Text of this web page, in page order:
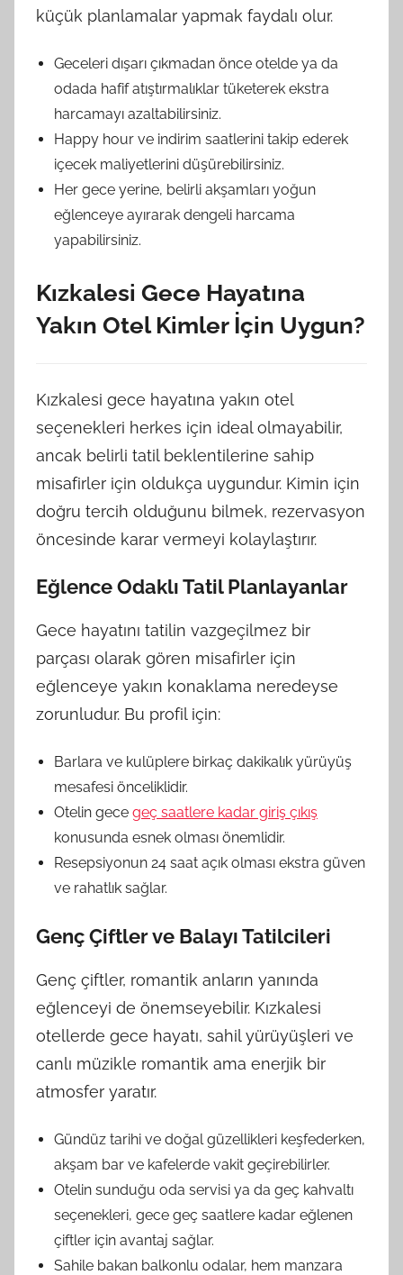
küçük planlamalar yapmak faydalı olur.
Geceleri dışarı çıkmadan önce otelde ya da
odada hafif atıştırmalıklar tüketerek ekstra
harcamayı azaltabilirsiniz.
Happy hour ve indirim saatlerini takip ederek
içecek maliyetlerini düşürebilirsiniz.
Her gece yerine, belirli akşamları yoğun
eğlenceye ayırarak dengeli harcama
yapabilirsiniz.
Kızkalesi Gece Hayatına
Yakın Otel Kimler İçin Uygun?
Kızkalesi gece hayatına yakın otel
seçenekleri herkes için ideal olmayabilir,
ancak belirli tatil beklentilerine sahip
misafirler için oldukça uygundur. Kimin için
doğru tercih olduğunu bilmek, rezervasyon
öncesinde karar vermeyi kolaylaştırır.
Eğlence Odaklı Tatil Planlayanlar
Gece hayatını tatilin vazgeçilmez bir
parçası olarak gören misafirler için
eğlenceye yakın konaklama neredeyse
zorunludur. Bu profil için:
Barlara ve kulüplere birkaç dakikalık yürüyüş
mesafesi önceliklidir.
Otelin gece geç saatlere kadar giriş çıkış
konusunda esnek olması önemlidir.
Resepsiyonun 24 saat açık olması ekstra güven
ve rahatlık sağlar.
Genç Çiftler ve Balayı Tatilcileri
Genç çiftler, romantik anların yanında
eğlenceyi de önemseyebilir. Kızkalesi
otellerde gece hayatı, sahil yürüyüşleri ve
canlı müzikle romantik ama enerjik bir
atmosfer yaratır.
Gündüz tarihi ve doğal güzellikleri keşfederken,
akşam bar ve kafelerde vakit geçirebilirler.
Otelin sunduğu oda servisi ya da geç kahvaltı
seçenekleri, gece geç saatlere kadar eğlenen
çiftler için avantaj sağlar.
Sahile bakan balkonlu odalar, hem manzara